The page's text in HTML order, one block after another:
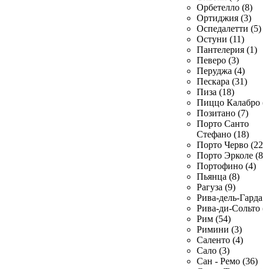
Орбетелло (8)
Ортиджия (3)
Оспедалетти (5)
Остуни (11)
Пантелерия (1)
Певеро (3)
Перуджа (4)
Пескара (31)
Пиза (18)
Пиццо Калабро
Позитано (7)
Порто Санто
Стефано (18)
Порто Черво
Порто Эрколе
Портофино (4)
Пьянца (8)
Рагуза (9)
Рива-дель-
Рива-ди-Сольто
Рим (54)
Римини (3)
Саленто (4)
Сало (3)
Сан - Ремо (36)